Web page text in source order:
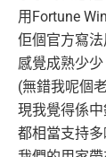
用Fortune
佢個官方寫
感覺成熟少
(無錯我呢個
現我覺得係
都相當支持